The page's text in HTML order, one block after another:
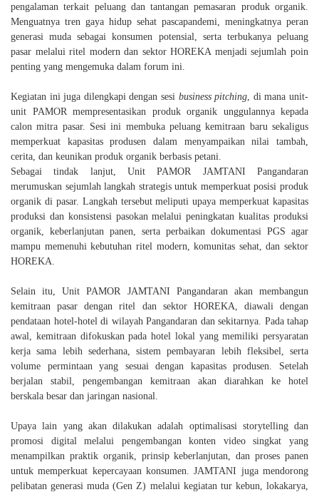
pengalaman terkait peluang dan tantangan pemasaran produk organik.
Menguatnya tren gaya hidup sehat pascapandemi, meningkatnya peran
generasi muda sebagai konsumen potensial, serta terbukanya peluang
pasar melalui ritel modern dan sektor HOREKA menjadi sejumlah poin
penting yang mengemuka dalam forum ini.
Kegiatan ini juga dilengkapi dengan sesi business pitching , di mana unit-
unit PAMOR mempresentasikan produk organik unggulannya kepada
calon mitra pasar. Sesi ini membuka peluang kemitraan baru sekaligus
memperkuat kapasitas produsen dalam menyampaikan nilai tambah,
cerita, dan keunikan produk organik berbasis petani.
Sebagai tindak lanjut, Unit PAMOR JAMTANI Pangandaran
merumuskan sejumlah langkah strategis untuk memperkuat posisi produk
organik di pasar. Langkah tersebut meliputi upayamemperkuat kapasitas
produksi dan konsistensi pasokan melalui peningkatan kualitas produksi
organik, keberlanjutan panen, serta perbaikan dokumentasi PGS agar
mampu memenuhi kebutuhan ritel modern, komunitas sehat, dan sektor
HOREKA.
Selain itu, Unit PAMOR JAMTANI Pangandaran akan membangun
kemitraan pasar dengan ritel dan sektor HOREKA , diawali dengan
pendataan hotel-hotel di wilayah Pangandaran dan sekitarnya. Pada tahap
awal, kemitraan difokuskan pada hotel lokal yang memiliki persyaratan
kerja sama lebih sederhana, sistem pembayaran lebih fleksibel, serta
volume permintaan yang sesuai dengan kapasitas produsen. Setelah
berjalan stabil, pengembangan kemitraan akan diarahkan ke hotel
berskala besar dan jaringan nasional.
Upaya lain yang akan dilakukan adalah optimalisasi storytelling dan
promosi digital
melalui pengembangan konten video singkat yang
menampilkan praktik organik, prinsip keberlanjutan, dan proses panen
untuk memperkuat kepercayaan konsumen. JAMTANI juga mendorong
pelibatan generasi muda (Gen Z) melalui kegiatan tur kebun, lokakarya,